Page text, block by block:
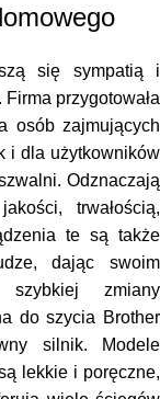
się sympatią i
przygotowała
osób zajmujących
i dla użytkowników
Odznaczają
trwałością,
te są także
dając swoim
zmiany
do szycia Brother
silnik. Modele
lekkie i poręczne,